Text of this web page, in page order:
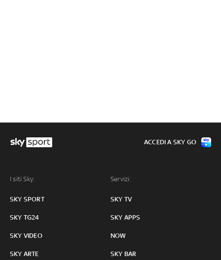
I siti Sky:
SKY SPORT
SKY TG24
SKY VIDEO
SKY ARTE
Servizi:
SKY TV
SKY APPS
NOW
SKY BAR
ACCEDI A SKY GO